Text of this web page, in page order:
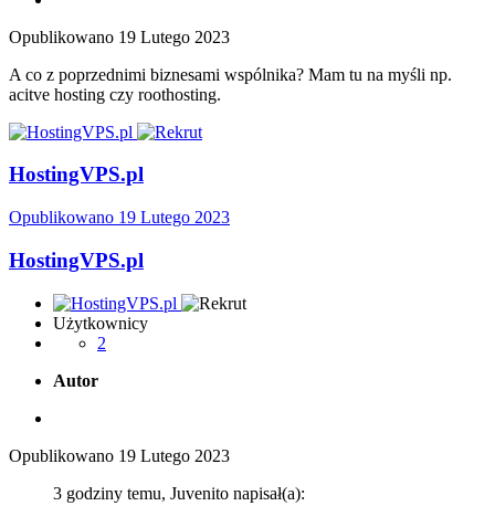
Opublikowano 19 Lutego 2023
A co z poprzednimi biznesami wspólnika? Mam tu na myśli np.
acitve hosting czy roothosting.
HostingVPS.pl
Opublikowano 19 Lutego 2023
HostingVPS.pl
Użytkownicy
2
Autor
Opublikowano 19 Lutego 2023
3 godziny temu, Juvenito napisał(a):